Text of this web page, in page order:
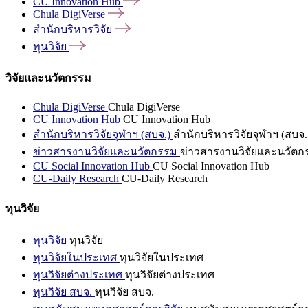
Chula DigiVerse
สำนักบริหารวิจัย
ทุนวิจัย
วิจัยและนวัตกรรม
Chula DigiVerse Chula DigiVerse
CU Innovation Hub CU Innovation Hub
สำนักบริหารวิจัยจุฬาฯ (สบจ.) สำนักบริหารวิจัยจุฬาฯ (สบจ
ข่าวสารงานวิจัยและนวัตกรรม ข่าวสารงานวิจัยและนวัตก
CU Social Innovation Hub CU Social Innovation Hub
CU-Daily Research CU-Daily Research
ทุนวิจัย
ทุนวิจัย ทุนวิจัย
ทุนวิจัยในประเทศ ทุนวิจัยในประเทศ
ทุนวิจัยต่างประเทศ ทุนวิจัยต่างประเทศ
ทุนวิจัย สบจ. ทุนวิจัย สบจ.